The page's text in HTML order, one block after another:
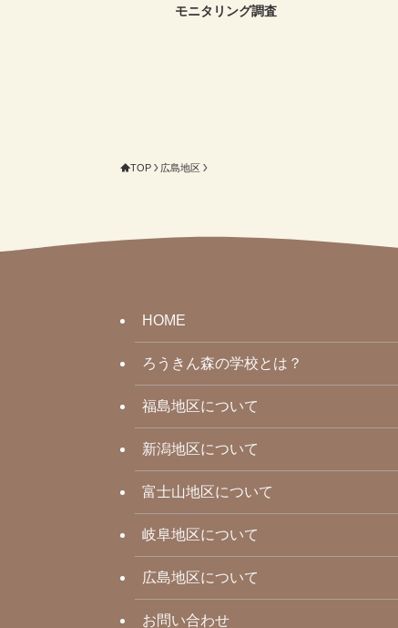
モニタリング調査
TOP 広島地区
HOME
ろうきん森の学校とは？
福島地区について
新潟地区について
富士山地区について
岐阜地区について
広島地区について
お問い合わせ